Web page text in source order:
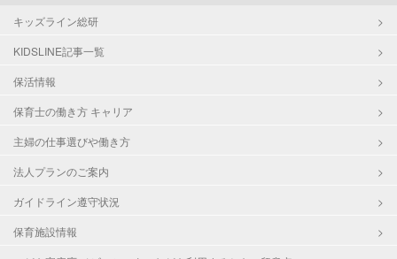
キッズライン総研
KIDSLINE記事一覧
保活情報
保育士の働き方 キャリア
主婦の仕事選びや働き方
法人プランのご案内
ガイドライン遵守状況
保育施設情報